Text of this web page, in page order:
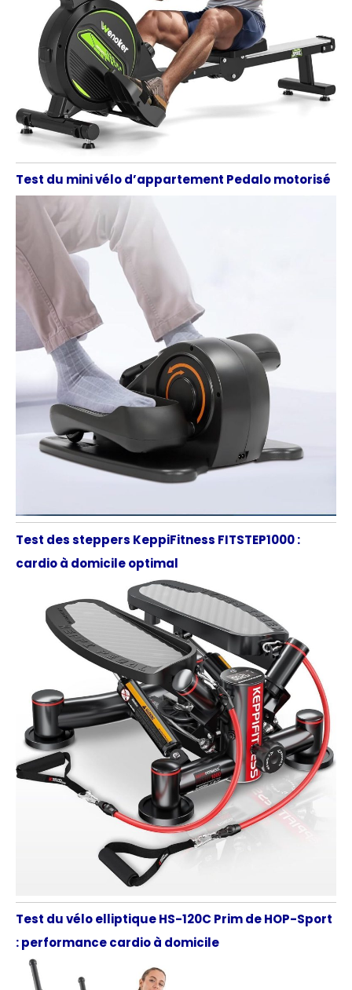
Test du mini vélo d’appartement Pedalo motorisé
Test des steppers KeppiFitness FITSTEP1000 :
cardio à domicile optimal
Test du vélo elliptique HS-120C Prim de HOP-Sport
: performance cardio à domicile